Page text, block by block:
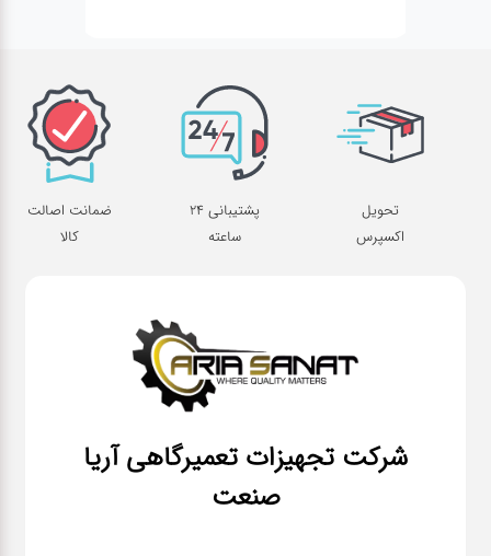
تحویل
اکسپرس
پشتیبانی 24
ساعته
ضمانت اصالت
کالا
شرکت تجهیزات تعمیرگاهی آریا
صنعت